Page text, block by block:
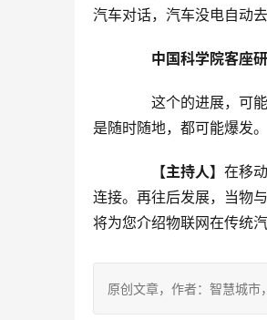
汽车对话，汽车没电自动
中国科学院客座
这个的进展，可能
是随时随地，都可能爆发。
【主持人】 在移
连接。再往后发展，当物
将为您介绍物联网在传统
原创文章，作者：智慧城